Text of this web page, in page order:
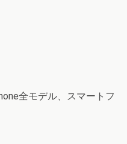
全モデル、スマートフ